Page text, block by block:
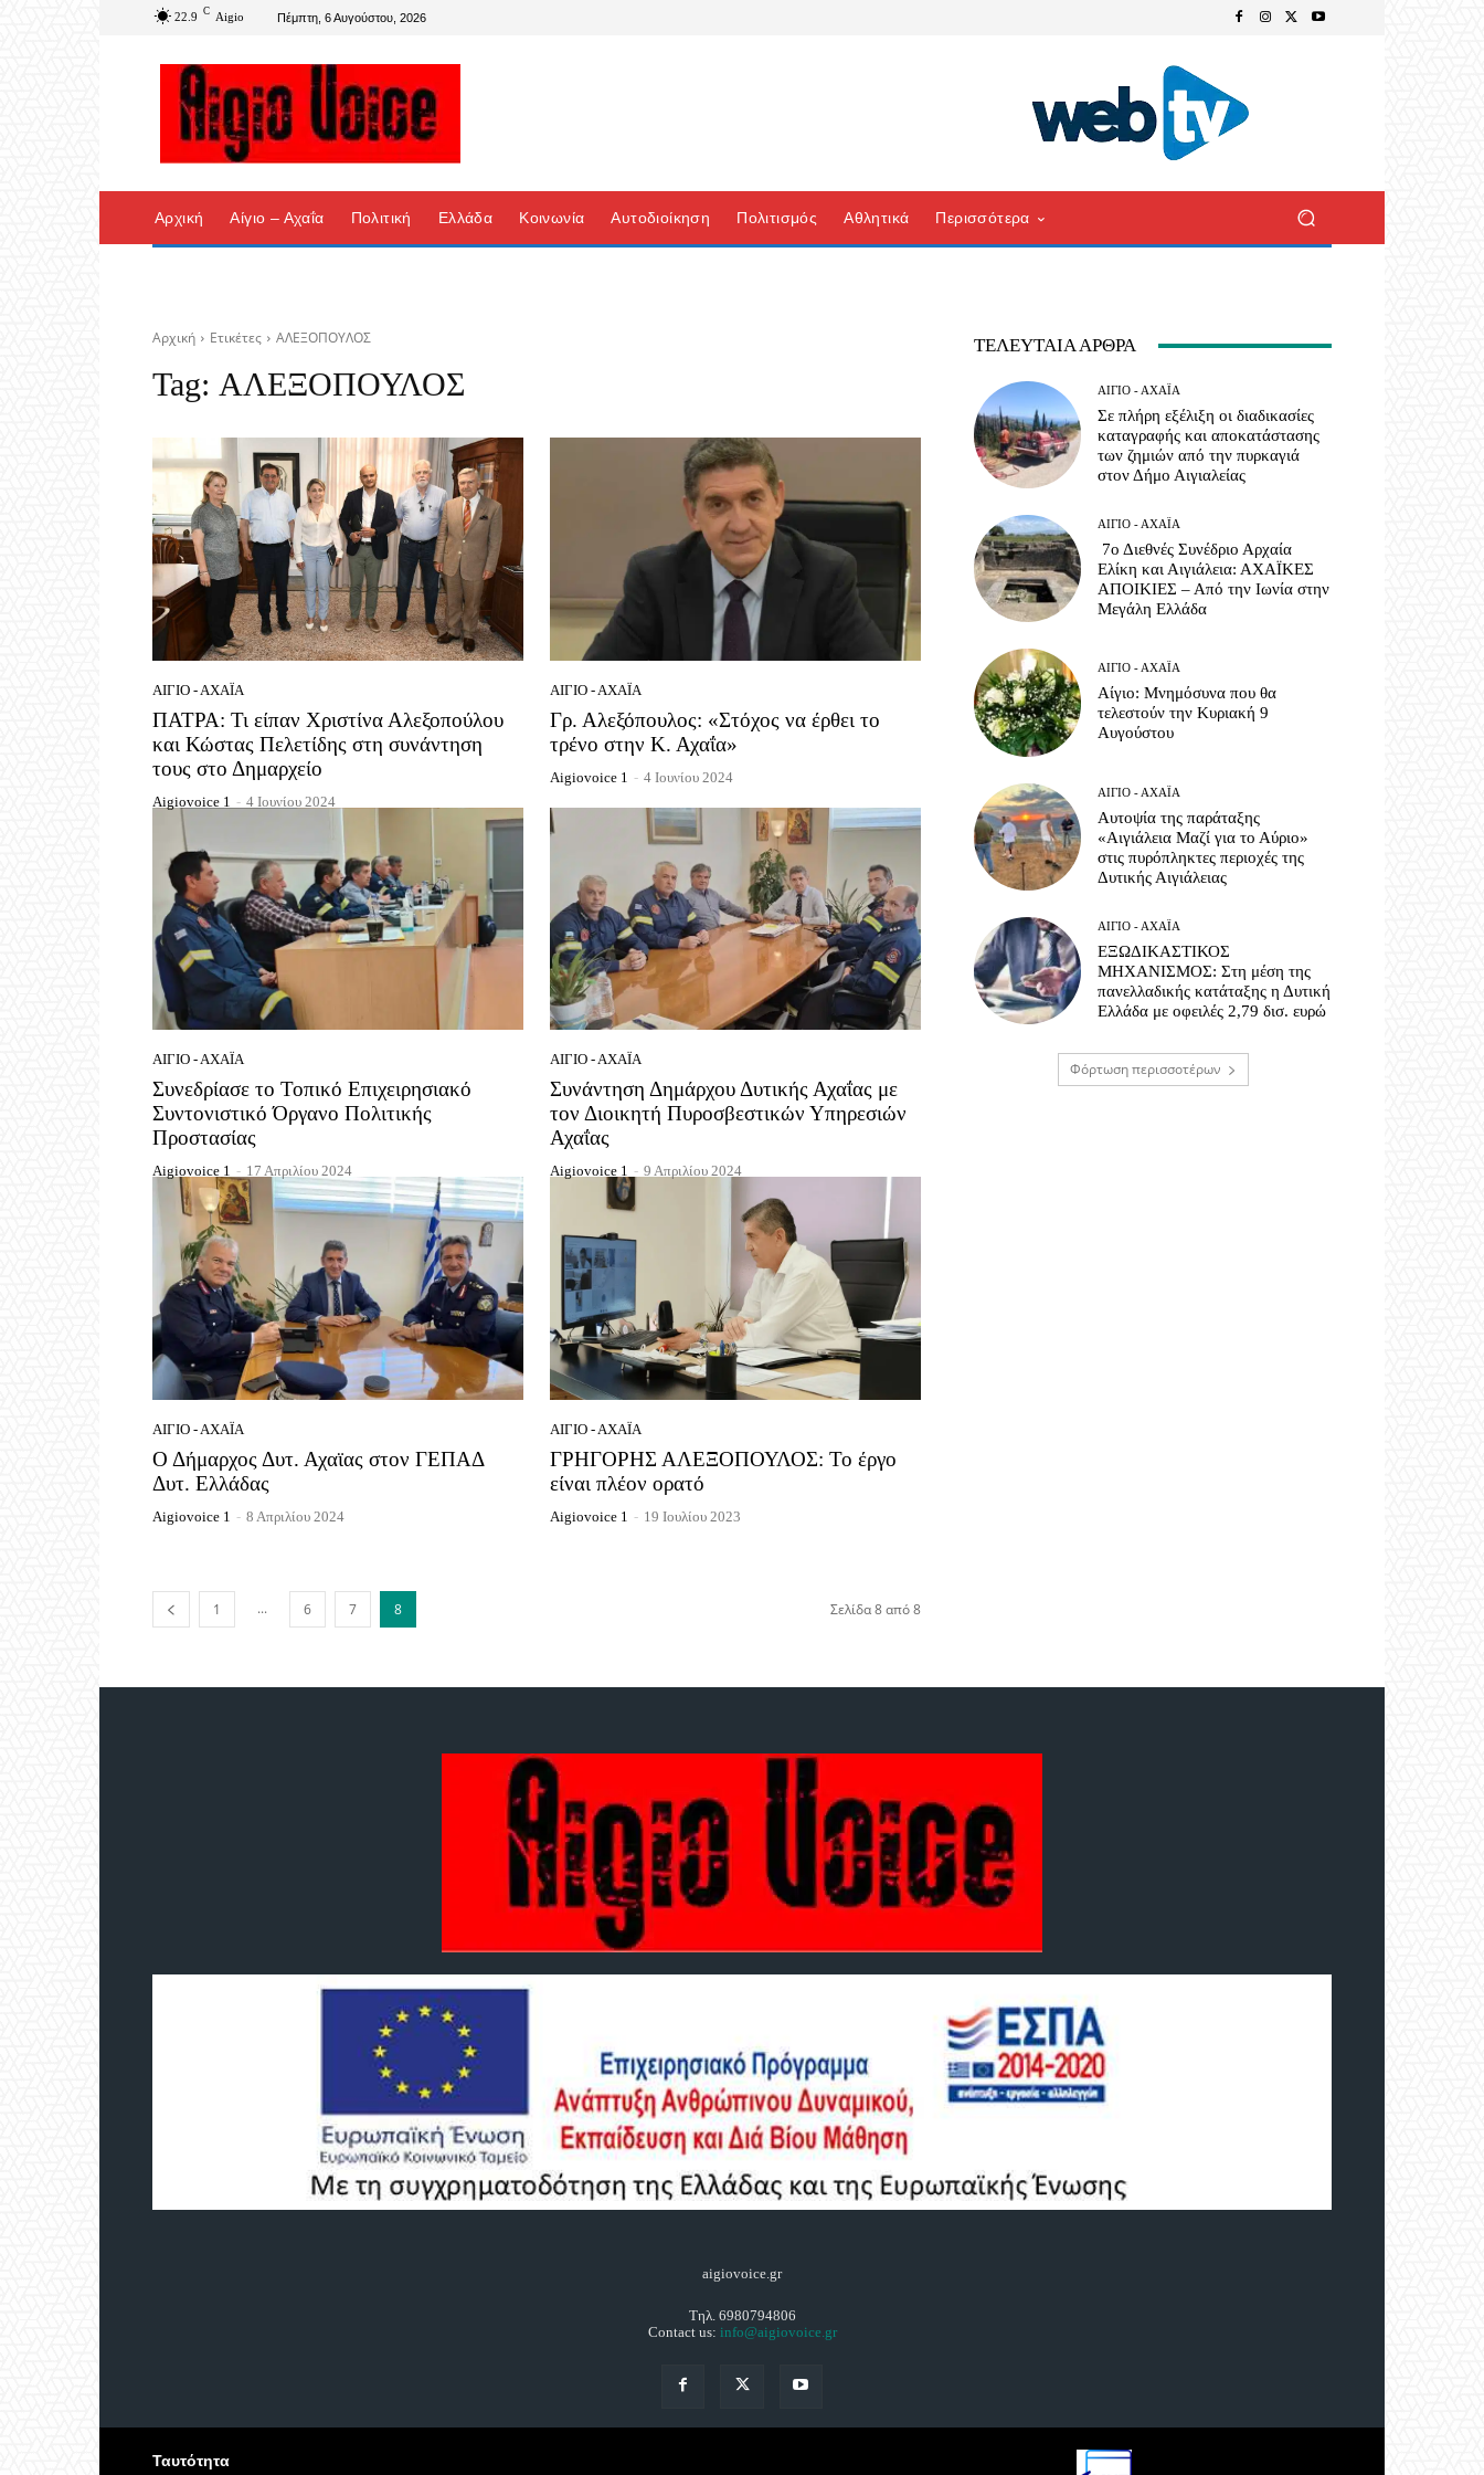
22.9 C Aigio Πέμπτη, 6 Αυγούστου, 2026
Αρχική Αίγιο – Αχαΐα Πολιτική Ελλάδα Κοινωνία Αυτοδιοίκηση Πολιτισμός Αθλητικά Περισσότερα
Αρχική Ετικέτες ΑΛΕΞΟΠΟΥΛΟΣ
Tag: ΑΛΕΞΟΠΟΥΛΟΣ
ΑΊΓΙΟ - ΑΧΑΪ́Α
ΠΑΤΡΑ: Τι είπαν Χριστίνα Αλεξοπούλου
και Κώστας Πελετίδης στη συνάντηση
τους στο Δημαρχείο
Aigiovoice 1 - 4 Ιουνίου 2024
ΑΊΓΙΟ - ΑΧΑΪ́Α
Γρ. Αλεξόπουλος: «Στόχος να έρθει το
τρένο στην Κ. Αχαΐα»
Aigiovoice 1 - 4 Ιουνίου 2024
ΑΊΓΙΟ - ΑΧΑΪ́Α
Συνεδρίασε το Τοπικό Επιχειρησιακό
Συντονιστικό Όργανο Πολιτικής
Προστασίας
Aigiovoice 1 - 17 Απριλίου 2024
ΑΊΓΙΟ - ΑΧΑΪ́Α
Συνάντηση Δημάρχου Δυτικής Αχαΐας με
τον Διοικητή Πυροσβεστικών Υπηρεσιών
Αχαΐας
Aigiovoice 1 - 9 Απριλίου 2024
ΑΊΓΙΟ - ΑΧΑΪ́Α
Ο Δήμαρχος Δυτ. Αχαϊας στον ΓΕΠΑΔ
Δυτ. Ελλάδας
Aigiovoice 1 - 8 Απριλίου 2024
ΑΊΓΙΟ - ΑΧΑΪ́Α
ΓΡΗΓΟΡΗΣ ΑΛΕΞΟΠΟΥΛΟΣ: Το έργο
είναι πλέον ορατό
Aigiovoice 1 - 19 Ιουλίου 2023
1 ... 6 7 8 Σελίδα 8 από 8
ΤΕΛΕΥΤΑΊΑ ΆΡΘΡΑ
ΑΊΓΙΟ - ΑΧΑΪ́Α
Σε πλήρη εξέλιξη οι διαδικασίες
καταγραφής και αποκατάστασης
των ζημιών από την πυρκαγιά
στον Δήμο Αιγιαλείας
ΑΊΓΙΟ - ΑΧΑΪ́Α
7ο Διεθνές Συνέδριο Αρχαία
Ελίκη και Αιγιάλεια: ΑΧΑΪΚΕΣ
ΑΠΟΙΚΙΕΣ – Από την Ιωνία στην
Μεγάλη Ελλάδα
ΑΊΓΙΟ - ΑΧΑΪ́Α
Αίγιο: Μνημόσυνα που θα
τελεστούν την Κυριακή 9
Αυγούστου
ΑΊΓΙΟ - ΑΧΑΪ́Α
Αυτοψία της παράταξης
«Αιγιάλεια Μαζί για το Αύριο»
στις πυρόπληκτες περιοχές της
Δυτικής Αιγιάλειας
ΑΊΓΙΟ - ΑΧΑΪ́Α
ΕΞΩΔΙΚΑΣΤΙΚΟΣ
ΜΗΧΑΝΙΣΜΟΣ: Στη μέση της
πανελλαδικής κατάταξης η Δυτική
Ελλάδα με οφειλές 2,79 δισ. ευρώ
Φόρτωση περισσοτέρων
aigiovoice.gr
Τηλ. 6980794806
Contact us: info@aigiovoice.gr
Ταυτότητα